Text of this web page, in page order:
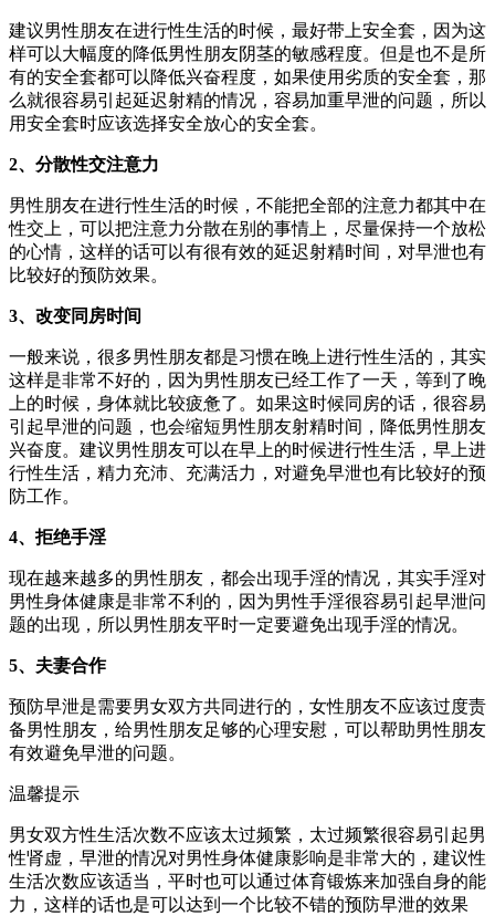
建议男性朋友在进行性生活的时候，最好带上安全套，因为这
样可以大幅度的降低男性朋友阴茎的敏感程度。但是也不是所
有的安全套都可以降低兴奋程度，如果使用劣质的安全套，那
么就很容易引起延迟射精的情况，容易加重早泄的问题，所以
用安全套时应该选择安全放心的安全套。
2、分散性交注意力
男性朋友在进行性生活的时候，不能把全部的注意力都其中在
性交上，可以把注意力分散在别的事情上，尽量保持一个放松
的心情，这样的话可以有很有效的延迟射精时间，对早泄也有
比较好的预防效果。
3、改变同房时间
一般来说，很多男性朋友都是习惯在晚上进行性生活的，其实
这样是非常不好的，因为男性朋友已经工作了一天，等到了晚
上的时候，身体就比较疲惫了。如果这时候同房的话，很容易
引起早泄的问题，也会缩短男性朋友射精时间，降低男性朋友
兴奋度。建议男性朋友可以在早上的时候进行性生活，早上进
行性生活，精力充沛、充满活力，对避免早泄也有比较好的预
防工作。
4、拒绝手淫
现在越来越多的男性朋友，都会出现手淫的情况，其实手淫对
男性身体健康是非常不利的，因为男性手淫很容易引起早泄问
题的出现，所以男性朋友平时一定要避免出现手淫的情况。
5、夫妻合作
预防早泄是需要男女双方共同进行的，女性朋友不应该过度责
备男性朋友，给男性朋友足够的心理安慰，可以帮助男性朋友
有效避免早泄的问题。
温馨提示
男女双方性生活次数不应该太过频繁，太过频繁很容易引起男
性肾虚，早泄的情况对男性身体健康影响是非常大的，建议性
生活次数应该适当，平时也可以通过体育锻炼来加强自身的能
力，这样的话也是可以达到一个比较不错的预防早泄的效果